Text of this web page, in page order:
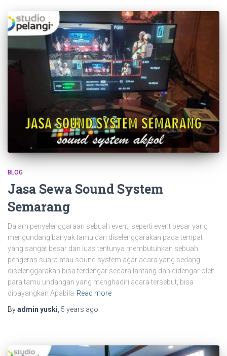
BLOG
Jasa Sewa Sound System
Semarang
Dalam penyelenggaraan sebuah event, seperti event besar yang
mengundang banyak tamu dan diselenggarakan pada tempat
yang sangat besar dan luas tentunya membutuhkan sebuah
pengeras suara atau sound system agar acara yang sedang
diselenggarakan bisa terdengar secara lantang dan didengar oleh
para tamu undangan yang menghadiri acara tersebut, bisa
dibayangkan Apabila Read more
Byadmin yuski 5 years ago